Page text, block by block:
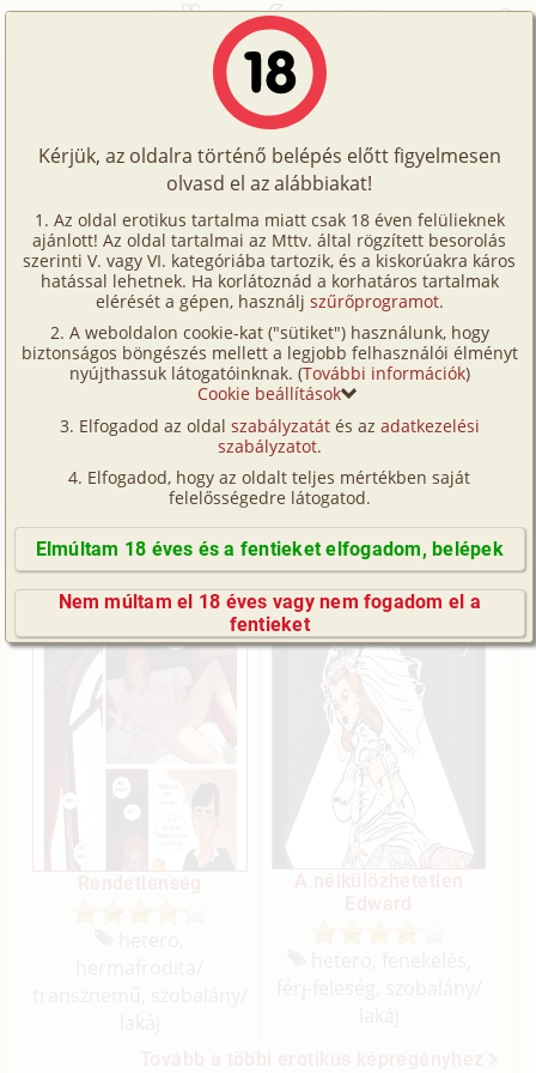
Kérjük, az oldalra történő belépés előtt figyelmesen
olvasd el az alábbiakat!
Az oldal erotikus tartalma miatt csak 18 éven felülieknek
ajánlott! Az oldal tartalmai az Mttv. által rögzített besorolás
szerinti V. vagy VI. kategóriába tartozik, és a kiskorúakra káros
hatással lehetnek. Ha korlátoznád a korhatáros tartalmak
elérését a gépen, használj szűrőprogramot.
A weboldalon cookie-kat ("sütiket") használunk, hogy
biztonságos böngészés mellett a legjobb felhasználói élményt
nyújthassuk látogatóinknak. (További információk)
Cookie beállítások
Elfogadod az oldal szabályzatátés az adatkezelési
szabályzatot.
Elfogadod, hogy az oldalt teljes mértékben saját
felelősségedre látogatod.
Elmúltam 18 éves és a fentieket elfogadom, belépek
Nem múltam el 18 éves vagy nem fogadom el a
fentieket
Filmek
Tölts
fel
Te
Címkék
VIP
Fórum
Ügyfélszolgálat
Írói segédletek
GyIK / FAQ
Impresszum
E-mail küldése
Szobalány/lakáj
Szobalány/lakáj
Történetek (45 db)
Végső elhatározás 1.
rész
hetero, anál,
fenekelés, idős,
középkorú, munkatárs,
szobalány/lakáj, szűz,
szabadban-
természetben
Huszárkapitány
hetero, katona,
középkorú, szobalány/
lakáj
Tovább a többi erotikus történethez
Képregények (14 db)